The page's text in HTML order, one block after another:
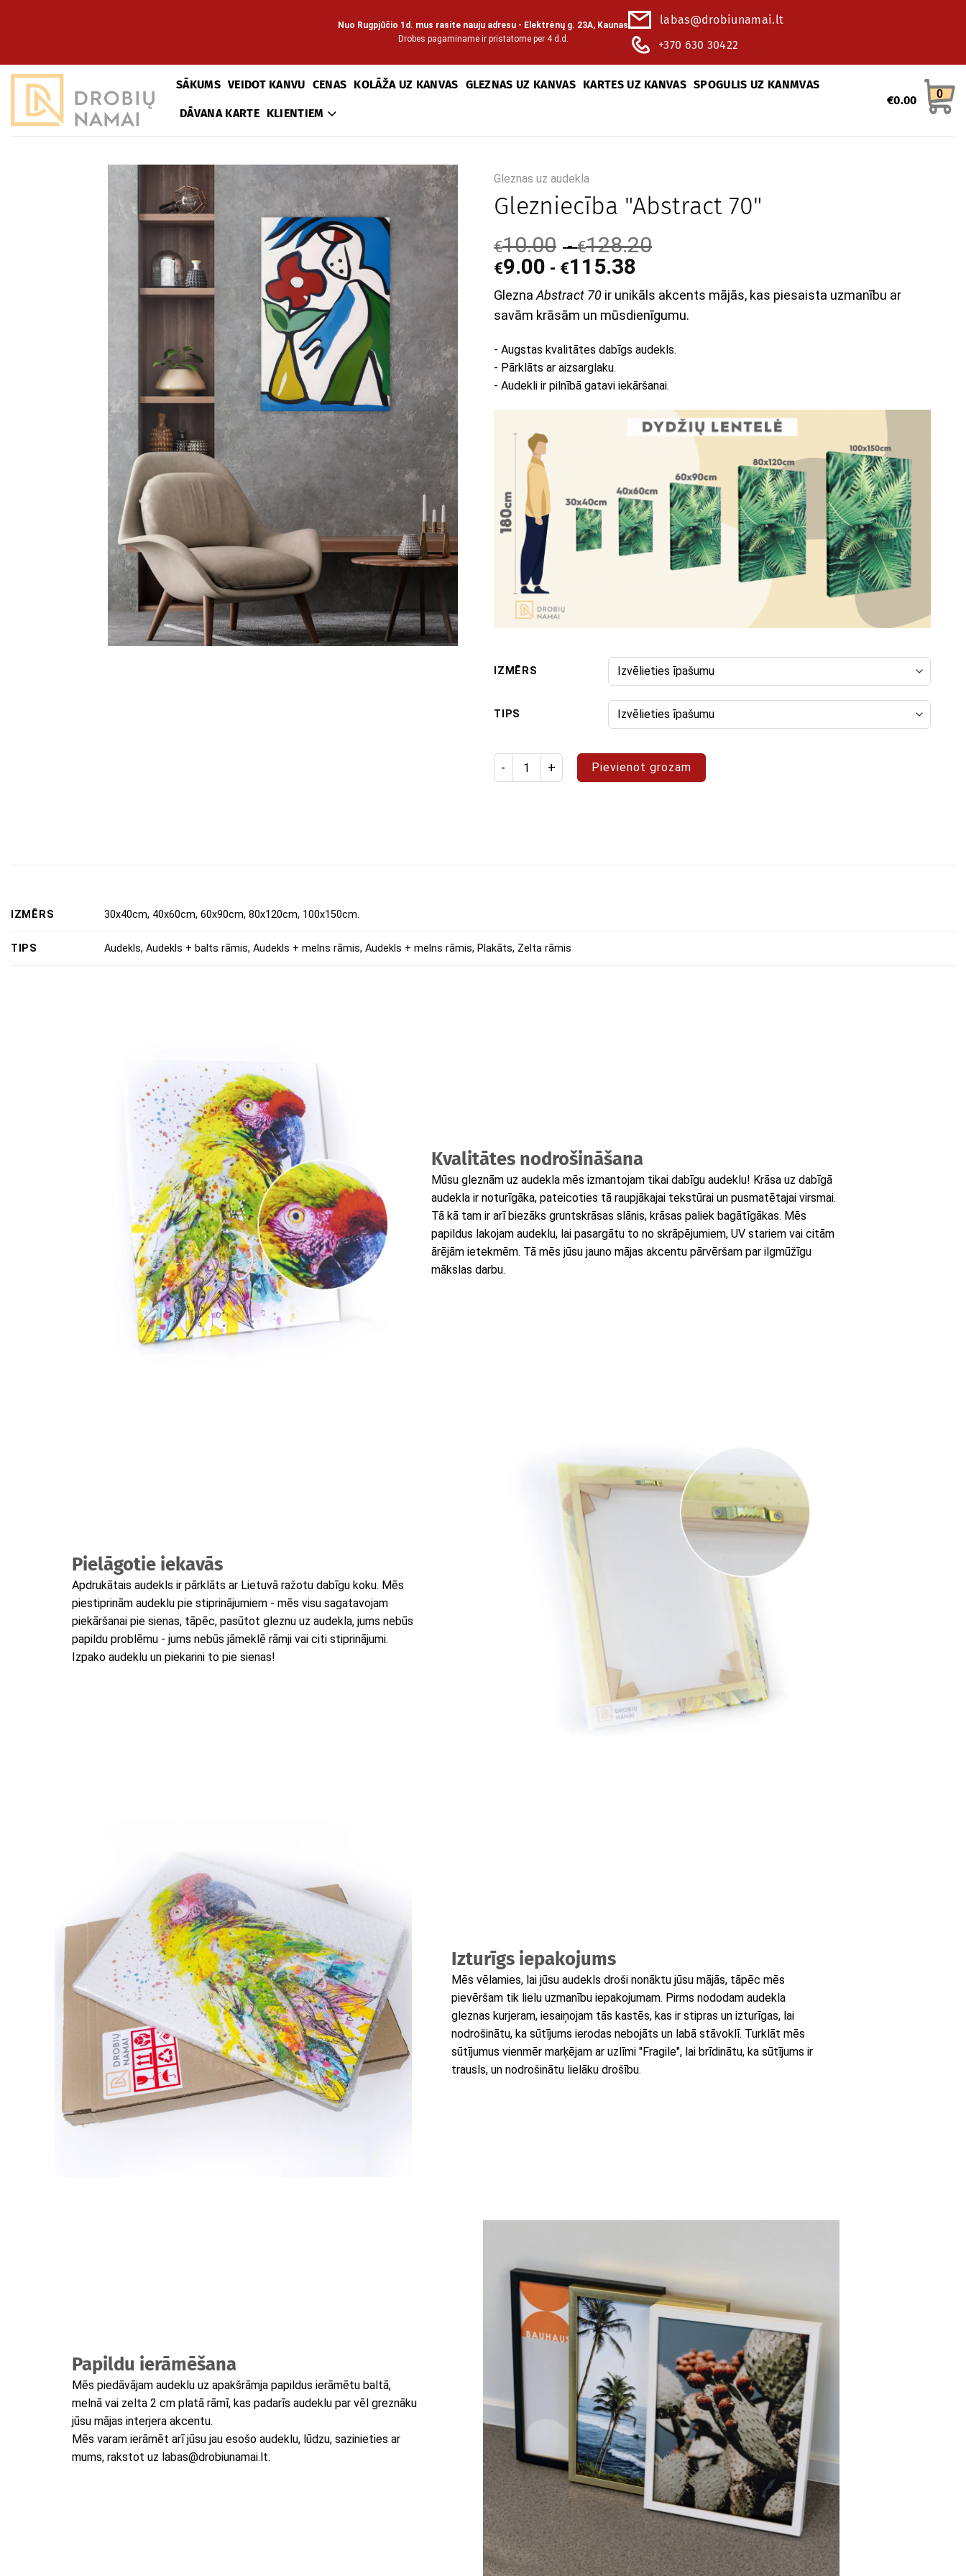
Nuo Rugpjūčio 1d. mus rasite nauju adresu - Elektrėnų g. 23A, Kaunas
Drobes pagaminame ir pristatome per 4 d.d.
labas@drobiunamai.lt
+370 630 30422
SĀKUMS VEIDOT KANVU CENAS KOLĀŽA UZ KANVAS GLEZNAS UZ KANVAS KARTES UZ KANVAS SPOGULIS UZ KANMVAS
DĀVANA KARTE KLIENTIEM
€0.00 0
Gleznas uz audekla
Glezniecība "Abstract 70"
€10.00 -€128.20
€9.00 - €115.38
GleznaAbstract 70 ir unikāls akcents mājās, kas piesaista uzmanību ar
savām krāsām un mūsdienīgumu.
- Augstas kvalitātes dabīgs audekls.
- Pārklāts ar aizsarglaku.
- Audekli ir pilnībā gatavi iekāršanai.
IZMĒRS
TIPS
Izstrādājuma daudzums: glezna "Abstrakts 70"
Pievienot grozam
IZMĒRS 30x40cm, 40x60cm, 60x90cm, 80x120cm, 100x150cm.
TIPS Audekls, Audekls + balts rāmis, Audekls + melns rāmis, Audekls + melns rāmis, Plakāts, Zelta rāmis
Kvalitātes nodrošināšana
Mūsu gleznām uz audekla mēs izmantojam tikai dabīgu audeklu! Krāsa uz dabīgā
audekla ir noturīgāka, pateicoties tā raupjākajai tekstūrai un pusmatētajai virsmai.
Tā kā tam ir arī biezāks gruntskrāsas slānis, krāsas paliek bagātīgākas. Mēs
papildus lakojam audeklu, lai pasargātu to no skrāpējumiem, UV stariem vai citām
ārējām ietekmēm. Tā mēs jūsu jauno mājas akcentu pārvēršam par ilgmūžīgu
mākslas darbu.
Pielāgotie iekavās
Apdrukātais audekls ir pārklāts ar Lietuvā ražotu dabīgu koku. Mēs
piestiprinām audeklu pie stiprinājumiem - mēs visu sagatavojam
piekāršanai pie sienas, tāpēc, pasūtot gleznu uz audekla, jums nebūs
papildu problēmu - jums nebūs jāmeklē rāmji vai citi stiprinājumi.
Izpako audeklu un piekarini to pie sienas!
Izturīgs iepakojums
Mēs vēlamies, lai jūsu audekls droši nonāktu jūsu mājās, tāpēc mēs
pievēršam tik lielu uzmanību iepakojumam. Pirms nododam audekla
gleznas kurjeram, iesaiņojam tās kastēs, kas ir stipras un izturīgas, lai
nodrošinātu, ka sūtījums ierodas nebojāts un labā stāvoklī. Turklāt mēs
sūtījumus vienmēr marķējam ar uzlīmi "Fragile", lai brīdinātu, ka sūtījums ir
trausls, un nodrošinātu lielāku drošību.
Papildu ierāmēšana
Mēs piedāvājam audeklu uz apakšrāmja papildus ierāmētu baltā,
melnā vai zelta 2 cm platā rāmī, kas padarīs audeklu par vēl greznāku
jūsu mājas interjera akcentu.
Mēs varam ierāmēt arī jūsu jau esošo audeklu, lūdzu, sazinieties ar
mums, rakstot uz labas@drobiunamai.lt.